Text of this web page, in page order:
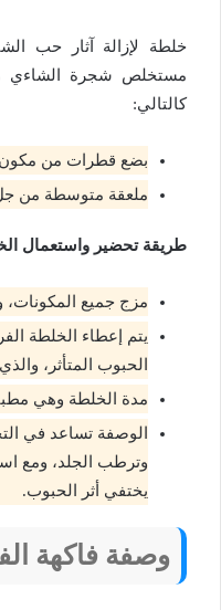
خلطة لإزالة آثار حب
مستخلص شجرة الشاءي
كالتالي:
بضع قطرات من مكون
ملعقة متوسطة من جل
طريقة تحضير واستعمال
مزج جميع المكونات،
يتم إعطاء الخلطة
الحبوب المتأثر،
مدة الخلطة وهي
الوصفة تساعد في
وترطب الجلد، ومع
يختفي أثر الحبوب.
وصفة فاكهة